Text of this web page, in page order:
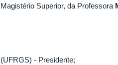
Superior, da Professora
- Presidente;